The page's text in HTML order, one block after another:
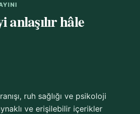
hâle
ruh sağlığı ve psikoloji
ve erişilebilir içerikler